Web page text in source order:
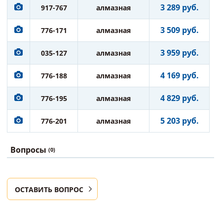
917-767 алмазная 3 289 руб.
776-171 алмазная 3 509 руб.
035-127 алмазная 3 959 руб.
776-188 алмазная 4 169 руб.
776-195 алмазная 4 829 руб.
776-201 алмазная 5 203 руб.
Вопросы (0)
ОСТАВИТЬ ВОПРОС